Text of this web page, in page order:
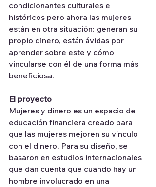
condicionantes culturales e
históricos pero ahora las mujeres
están en otra situación: generan su
propio dinero, están ávidas por
aprender sobre este y cómo
vincularse con él de una forma más
beneficiosa.
El proyecto
Mujeres y dinero es un espacio de
educación financiera creado para
que las mujeres mejoren su vínculo
con el dinero. Para su diseño, se
basaron en estudios internacionales
que dan cuenta que cuando hay un
hombre involucrado en una